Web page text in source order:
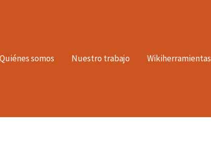
Quiénes somos Nuestro trabajo Wikiherramientas